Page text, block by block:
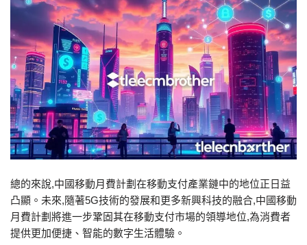
總的來說,中國移動月費計劃 在移動支付產業鏈中的地位正日益
凸顯。未來,隨著5G技術的發展和更多新興科技的融合,中國移動
月費計劃 將進一步鞏固其在移動支付市場的領導地位,為消費者
提供更加便捷、智能的數字生活體驗。